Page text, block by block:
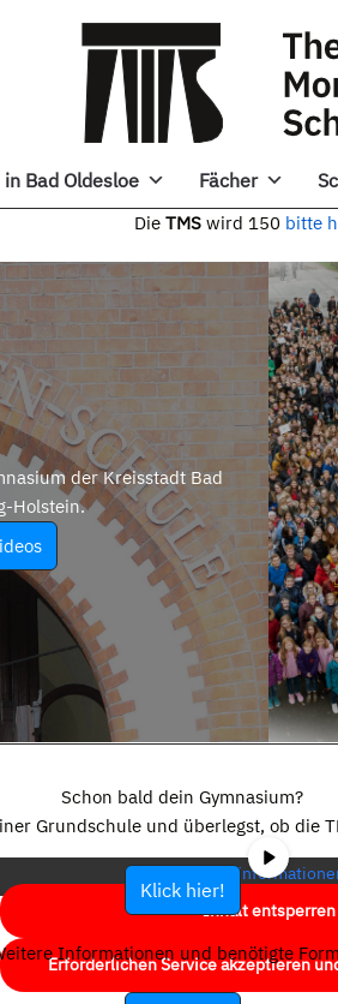
Bad Oldesloe Fächer
TMS wird 150 bitte
der Kreisstadt Bad
Holstein.
eigentlichen Inhalt zuzugreifen, klicken Sie
Bitte beachten Sie, dass dabei Daten an
werden.
Mehr
Inhalt entsperren
Erforderlichen Service akzeptieren
Schon bald dein Gymnasium?
Grundschule und überlegst, ob die
Klick hier!
Informationen und benötigte